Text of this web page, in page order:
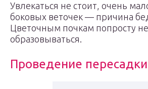
Увлекаться не стоит, очень
боковых веточек — причина
Цветочным почкам попросту
образовываться.
Проведение пересадки